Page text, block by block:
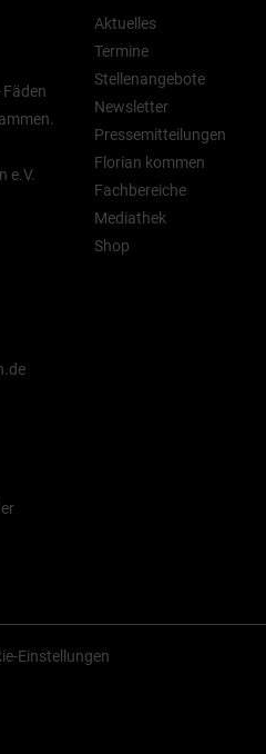
e.V.
Aktuelles
Termine
Stellenangebote
Newsletter
Pressemitteilungen
Florian kommen
Fachbereiche
Mediathek
Shop
Einstellungen